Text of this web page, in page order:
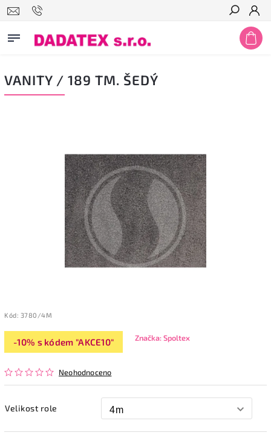
Hledat
VANITY / 189 TM. ŠEDÝ
Kód: 3780/4M
-10% s kódem "AKCE10"
Neohodnoceno
Značka:Spoltex
Velikost role